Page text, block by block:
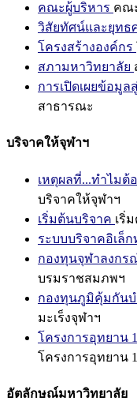
คณะผู้บริหาร คณ
วิสัยทัศน์และยุทธ
โครงสร้างองค์กร
สภามหาวิทยาลัย
การเปิดเผยข้อมู
สาธารณะ
บริจาคให้จุฬาฯ
เหตุผลที่...ทำไมต้
บริจาคให้จุฬาฯ
เริ่มต้นบริจาค เริ่
ระบบบริจาคอิเล็
กองทุนจุฬาลงก
บรมราชสมภพฯ
กองทุนภูมิคุ้มกันบ
มะเร็งจุฬาฯ
โครงการอุทยาน
โครงการอุทยาน
อัตลักษณ์มหาวิทยาลัย